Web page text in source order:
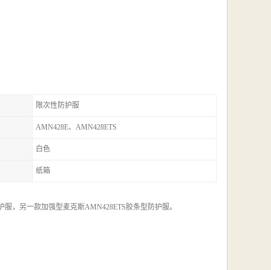
限次性防护服
AMN428E、AMN428ETS
白色
纸箱
，另一款加强型麦克斯AMN428ETS胶条型防护服。